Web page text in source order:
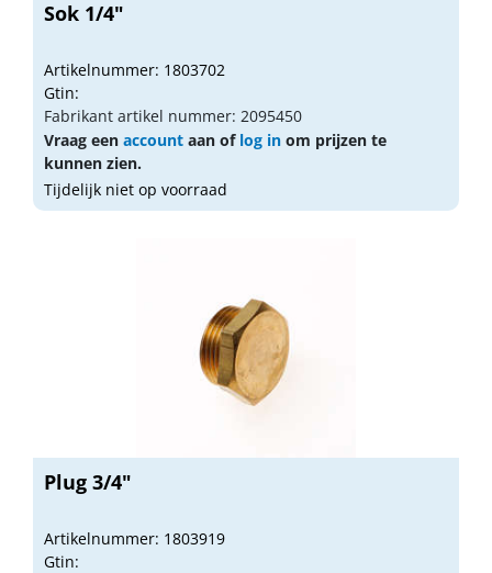
Sok 1/4"
Artikelnummer: 1803702
Gtin:
Fabrikant artikel nummer: 2095450
Vraag een account aan of log in om prijzen te
kunnen zien.
Tijdelijk niet op voorraad
Plug 3/4"
Artikelnummer: 1803919
Gtin: